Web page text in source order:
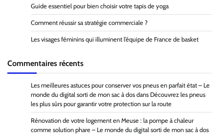
Guide essentiel pour bien choisir votre tapis de yoga
Comment réussir sa stratégie commerciale ?
Les visages féminins qui illuminent l’équipe de France de basket
Commentaires récents
Les meilleures astuces pour conserver vos pneus en parfait état – Le
monde du digital sorti de mon sac à dos dans Découvrez les pneus
les plus sûrs pour garantir votre protection sur la route
Rénovation de votre logement en Meuse : la pompe à chaleur
comme solution phare – Le monde du digital sorti de mon sac à dos